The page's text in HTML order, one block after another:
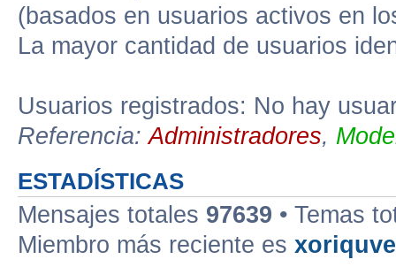
(basados en usuarios activos en
La mayor cantidad de usuarios
Usuarios registrados: No hay
Referencia:Administradores,
ESTADÍSTICAS
Mensajes totales 97639 • Temas
Miembro más reciente es